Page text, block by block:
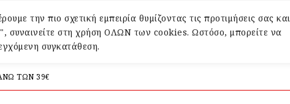
την πιο σχετική εμπειρία θυμίζοντας τις προτιμήσεις σας και
συναινείτε στη χρήση ΟΛΩΝ των cookies. Ωστόσο, μπορείτε να
συγκατάθεση.
ΤΩΝ 39€